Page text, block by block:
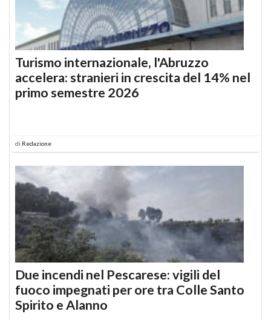
Turismo internazionale, l'Abruzzo
accelera: stranieri in crescita del 14% nel
primo semestre 2026
di Redazione
Due incendi nel Pescarese: vigili del
fuoco impegnati per ore tra Colle Santo
Spirito e Alanno